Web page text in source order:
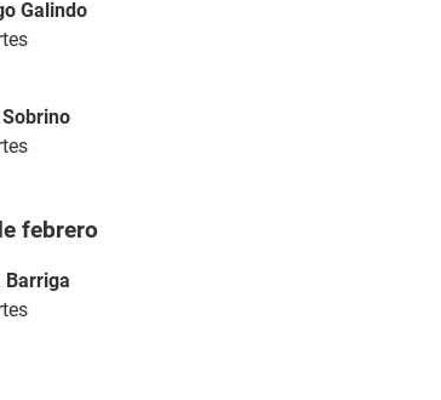
Galindo
febrero
Barriga